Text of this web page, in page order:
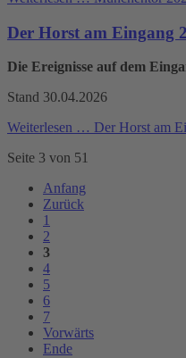
Der Horst am Eingang
Die Ereignisse auf dem
Stand 30.04.2026
Weiterlesen … Der Horst am
Seite 3 von 51
Anfang
Zurück
1
2
3
4
5
6
7
Vorwärts
Ende